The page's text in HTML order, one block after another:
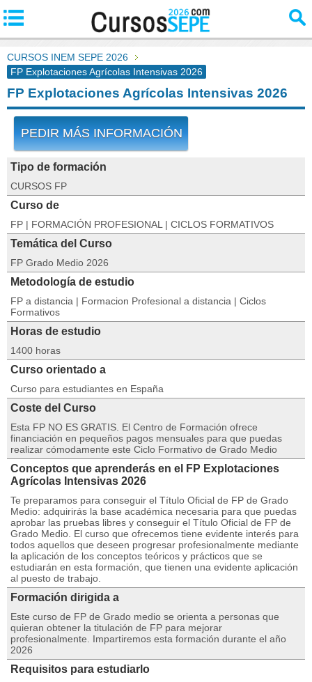
CURSOS INEM SEPE 2026
FP Explotaciones Agrícolas Intensivas 2026
FP Explotaciones Agrícolas Intensivas 2026
PEDIR MÁS INFORMACIÓN
Tipo de formación
CURSOS FP
Curso de
FP | FORMACIÓN PROFESIONAL | CICLOS FORMATIVOS
Temática del Curso
FP Grado Medio 2026
Metodología de estudio
FP a distancia | Formacion Profesional a distancia | Ciclos
Formativos
Horas de estudio
1400 horas
Curso orientado a
Curso para estudiantes en España
Coste del Curso
Esta FP NO ES GRATIS. El Centro de Formación ofrece
financiación en pequeños pagos mensuales para que puedas
realizar cómodamente este Ciclo Formativo de Grado Medio
Conceptos que aprenderás en el FP Explotaciones
Agrícolas Intensivas 2026
Te preparamos para conseguir el Título Oficial de FP de Grado
Medio: adquirirás la base académica necesaria para que puedas
aprobar las pruebas libres y conseguir el Título Oficial de FP de
Grado Medio. El curso que ofrecemos tiene evidente interés para
todos aquellos que deseen progresar profesionalmente mediante
la aplicación de los conceptos teóricos y prácticos que se
estudiarán en esta formación, que tienen una evidente aplicación
al puesto de trabajo.
Formación dirigida a
Este curso de FP de Grado medio se orienta a personas que
quieran obtener la titulación de FP para mejorar
profesionalmente. Impartiremos esta formación durante el año
2026
Requisitos para estudiarlo